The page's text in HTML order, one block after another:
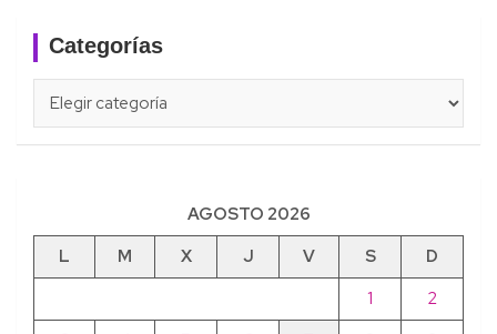
Categorías
AGOSTO 2026
L
M X J V S
D
1
2